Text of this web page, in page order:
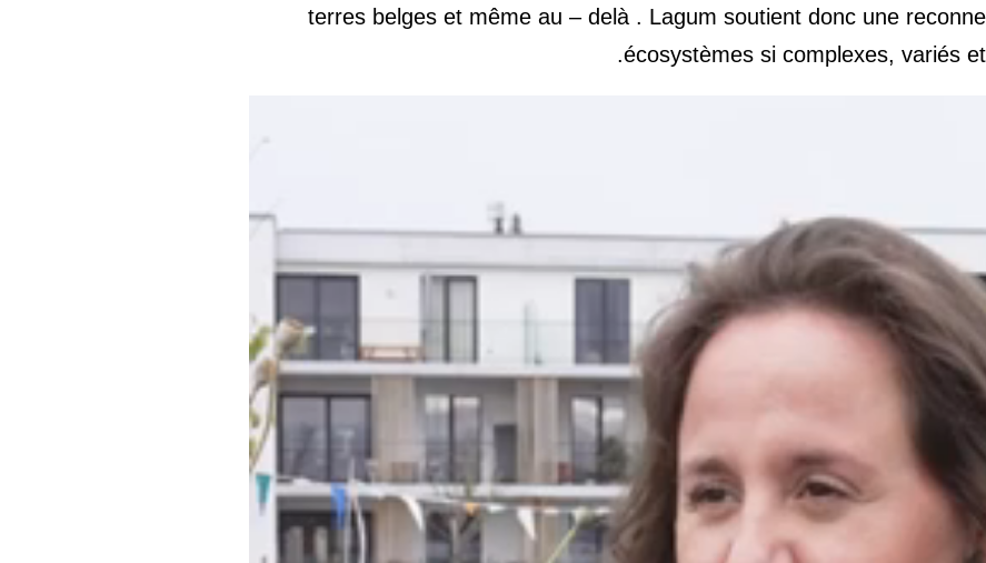
terres belges et même au – delà . Lagum soutient donc une
écosystèmes si complexes, variés